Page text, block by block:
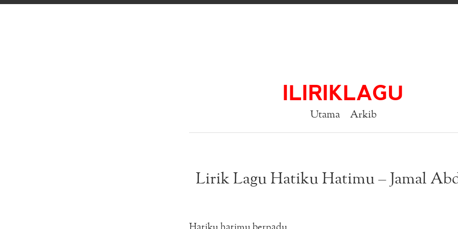
ILIRIKLAGU
Utama Arkib
Lirik Lagu Hatiku Hatimu – Jamal
Hatiku hatimu berpadu